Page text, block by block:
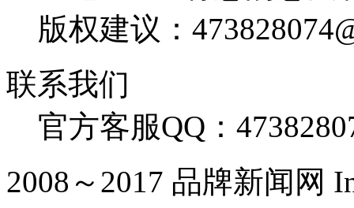
版权建议：
联系我们
官方客服QQ：
2008～2017 品牌新闻网